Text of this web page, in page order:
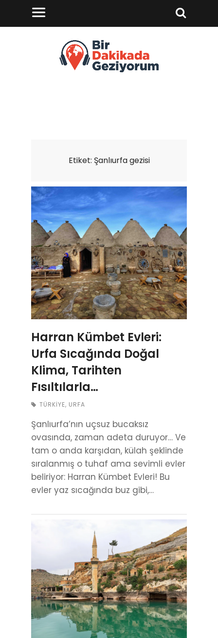
Etiket: Şanlıurfa gezisi
Harran Kümbet Evleri:
Urfa Sıcağında Doğal
Klima, Tarihten
Fısıltılarla…
TÜRKIYE, URFA
Şanlıurfa’nın uçsuz bucaksız
ovasında, zaman adeta duruyor… Ve
tam o anda karşıdan, külah şeklinde
sıralanmış o tuhaf ama sevimli evler
beliriyor: Harran Kümbet Evleri! Bu
evler yaz sıcağında buz gibi,…